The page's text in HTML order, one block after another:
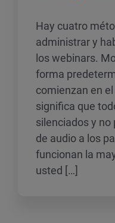
Hay cuatro
administrar y
los webinars.
forma
comienzan en
significa que
silenciados y
de audio a los
funcionan la
usted […]